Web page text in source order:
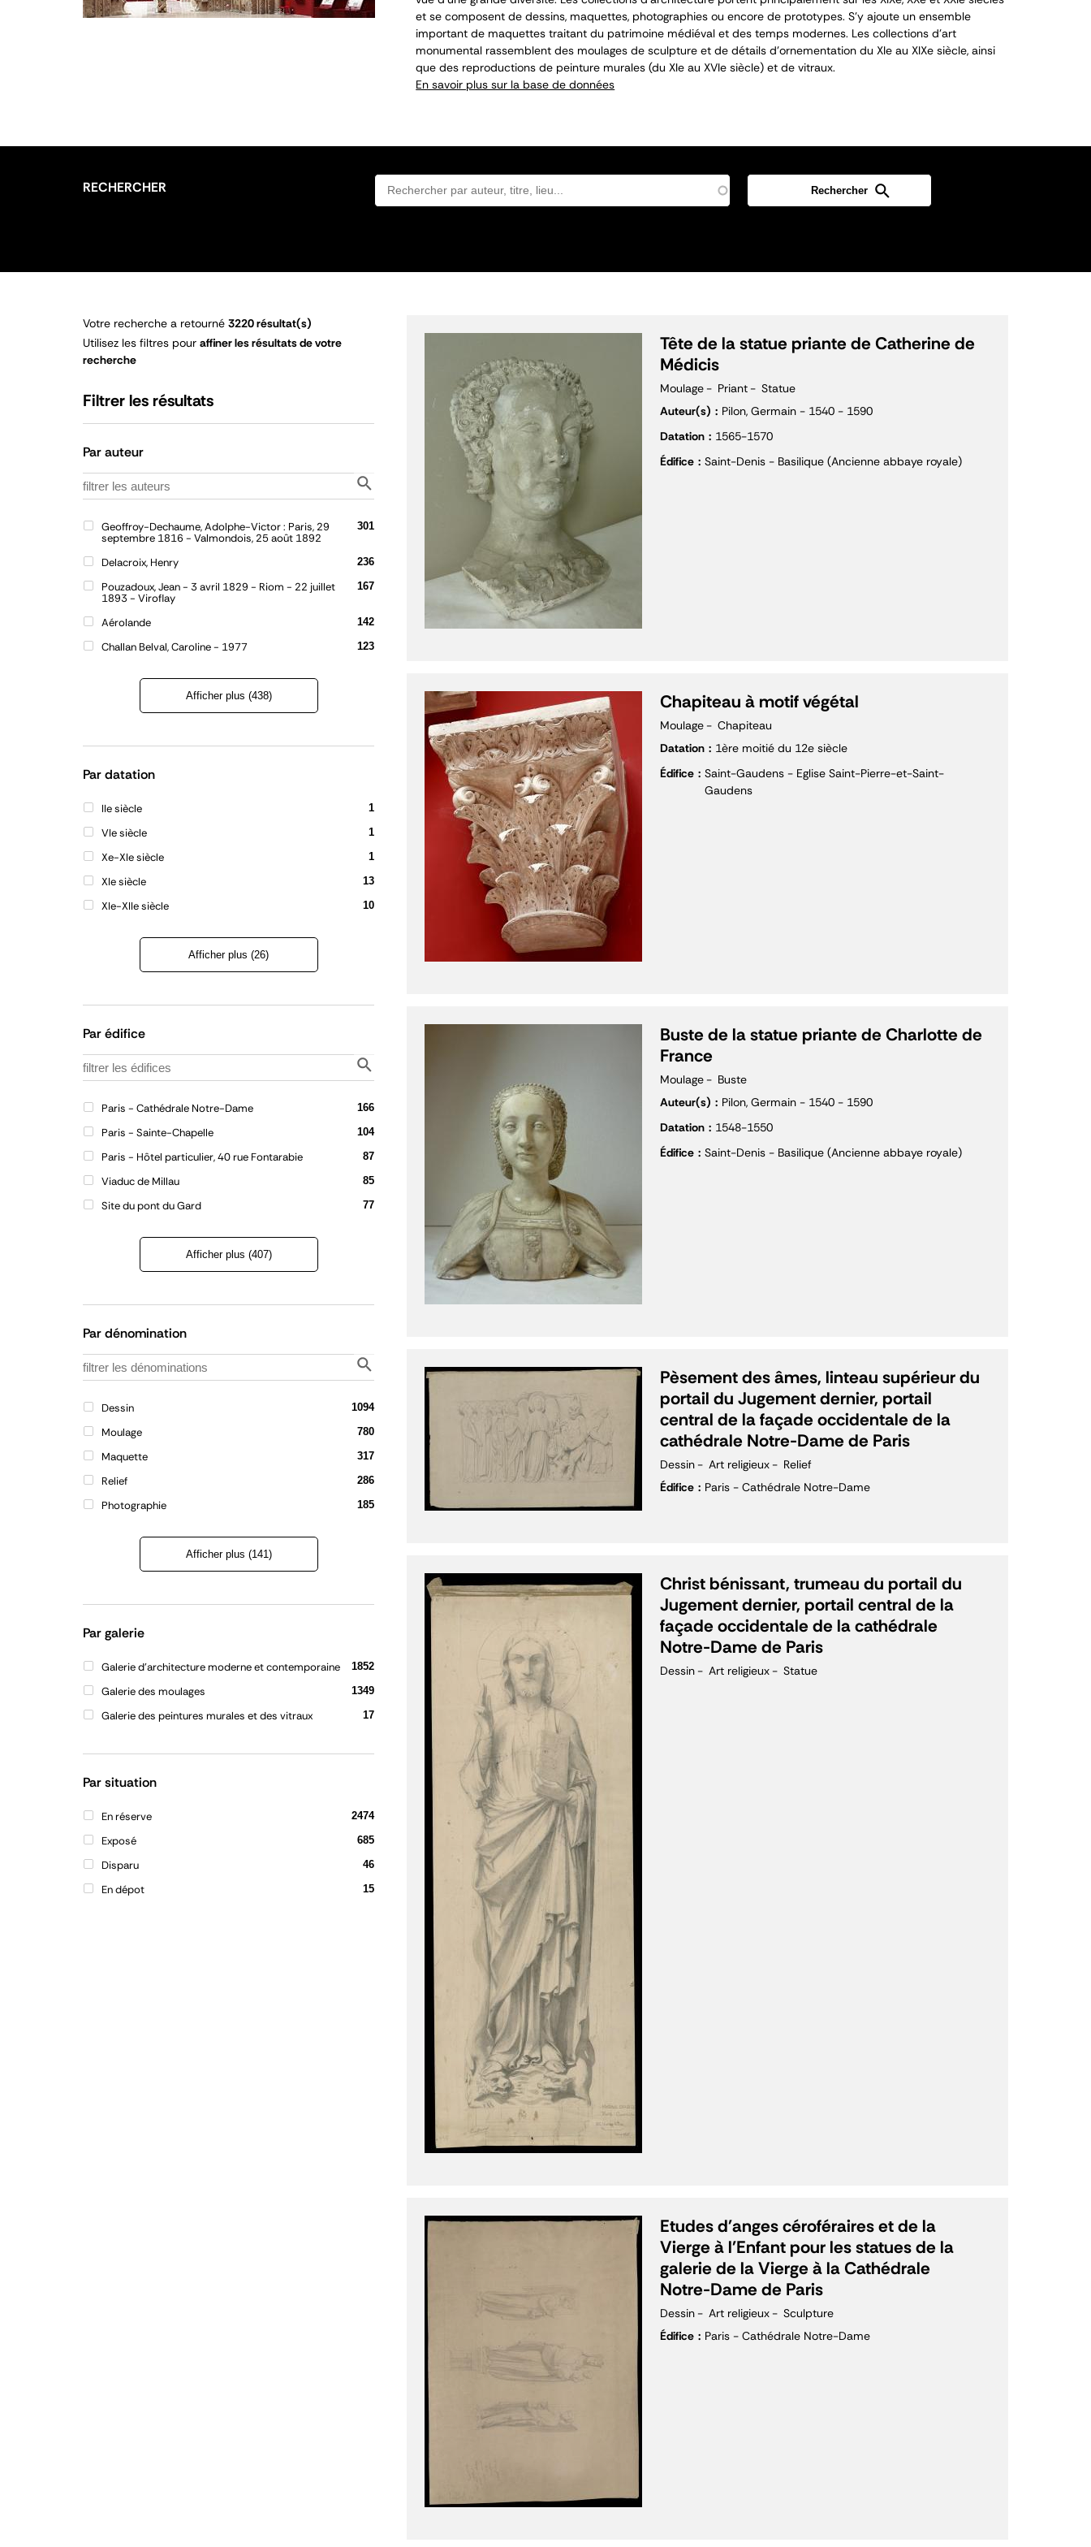
et se composent de dessins, maquettes, photographies ou encore de prototypes. S’y ajoute un ensemble
important de maquettes traitant du patrimoine médiéval et des temps modernes. Les collections d’art
monumental rassemblent des moulages de sculpture et de détails d’ornementation du XIe au XIXe siècle, ainsi
que des reproductions de peinture murales (du XIe au XVIe siècle) et de vitraux.
En savoir plus sur la base de données
RECHERCHER
Votre recherche a retourné 3220 résultat(s)
Utilisez les filtres pour affiner les résultats de votre
recherche
Filtrer les résultats
Par auteur
Geoffroy-Dechaume, Adolphe-Victor : Paris, 29
septembre 1816 - Valmondois, 25 août 1892
301
Delacroix, Henry 236
Pouzadoux, Jean - 3 avril 1829 - Riom - 22 juillet
1893 - Viroflay
167
Aérolande 142
Challan Belval, Caroline - 1977 123
Afficher plus (438)
la
Par datation
IIe siècle 1
VIe siècle 1
Xe-XIe siècle 1
XIe siècle 13
XIe-XIIe siècle 10
Afficher plus (26)
la
Par édifice
Paris - Cathédrale Notre-Dame 166
Paris - Sainte-Chapelle 104
Paris - Hôtel particulier, 40 rue Fontarabie 87
Viaduc de Millau 85
Site du pont du Gard 77
Afficher plus (407)
la
Par dénomination
Dessin 1094
Moulage 780
Maquette 317
Relief 286
Photographie 185
Afficher plus (141)
la
Par galerie
Galerie d'architecture moderne et contemporaine 1852
Galerie des moulages 1349
Galerie des peintures murales et des vitraux 17
Par situation
En réserve 2474
Exposé 685
Disparu 46
En dépot 15
Tête de la statue priante de Catherine de
Médicis
Moulage Priant
Statue
Auteur(s)
Pilon, Germain - 1540 - 1590
Datation
1565-1570
Édifice
Saint-Denis - Basilique (Ancienne abbaye royale)
Chapiteau à motif végétal
Moulage
Chapiteau
Datation
1ère moitié du 12e siècle
Édifice
Saint-Gaudens - Eglise Saint-Pierre-et-Saint-
Gaudens
Buste de la statue priante de Charlotte de
France
Moulage
Buste
Auteur(s)
Pilon, Germain - 1540 - 1590
Datation
1548-1550
Édifice
Saint-Denis - Basilique (Ancienne abbaye royale)
Pèsement des âmes, linteau supérieur du
portail du Jugement dernier, portail
central de la façade occidentale de la
cathédrale Notre-Dame de Paris
Dessin Art religieux
Relief
Édifice
Paris - Cathédrale Notre-Dame
Christ bénissant, trumeau du portail du
Jugement dernier, portail central de la
façade occidentale de la cathédrale
Notre-Dame de Paris
Dessin Art religieux Statue
Etudes d'anges céroféraires et de la
Vierge à l'Enfant pour les statues de la
galerie de la Vierge à la Cathédrale
Notre-Dame de Paris
Dessin Art religieux
Sculpture
Édifice
Paris - Cathédrale Notre-Dame